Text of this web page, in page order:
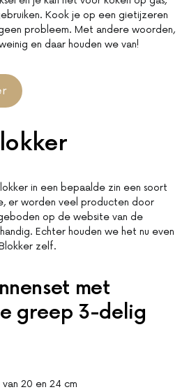
Kook je op een gietijzeren
probleem. Met andere woorden,
en daar houden we van!
in een bepaalde zin een soort
er worden veel producten door
op de website van de
Echter houden we het nu even
zelf.
met
greep 3-delig
20 en 24 cm